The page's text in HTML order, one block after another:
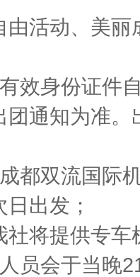
由活动、美丽
效身份证件
团通知为准
都双流国际
出发；
社将提供专车
员会于当晚